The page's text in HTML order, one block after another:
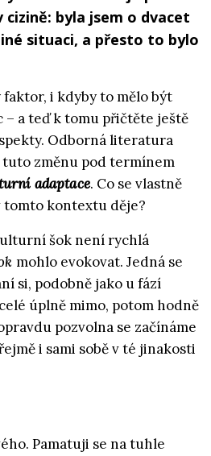
byla jsem o dvacet
situaci, a přesto to bylo
faktor, i kdyby to mělo být
– a teď k tomu přičtěte ještě
Odborná literatura
změnu pod termínem
adaptace. Co se vlastně
tomto kontextu děje?
šok není rychlá
mohlo evokovat. Jedná se
si, podobně jako u fází
úplně mimo, potom hodně
pozvolna se začínáme
i sami sobě v té jinakosti
Pamatuji se na tuhle